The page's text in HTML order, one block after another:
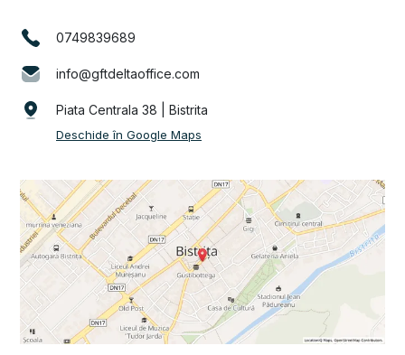
0749839689
info@gftdeltaoffice.com
Piata Centrala 38 | Bistrita
Deschide în Google Maps